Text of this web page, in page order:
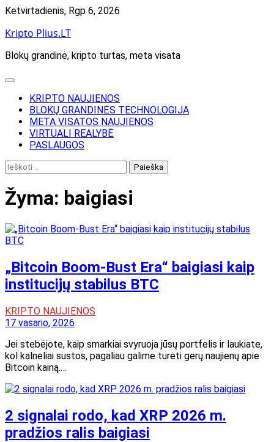
Skip
content
Ketvirtadienis, Rgp 6, 2026
Kripto Plius.LT
Blokų grandinė, kripto turtas, meta visata
KRIPTO NAUJIENOS
BLOKŲ GRANDINĖS TECHNOLOGIJA
META VISATOS NAUJIENOS
VIRTUALI REALYBĖ
PASLAUGOS
Ieškoti:
Žyma: baigiasi
„Bitcoin Boom-Bust Era“ baigiasi kaip
institucijų stabilus BTC
KRIPTO NAUJIENOS
17 vasario, 2026
Jei stebėjote, kaip smarkiai svyruoja jūsų portfelis ir laukiate,
kol kalneliai sustos, pagaliau galime turėti gerų naujienų apie
Bitcoin kainą.…
2 signalai rodo, kad XRP 2026 m.
pradžios ralis baigiasi